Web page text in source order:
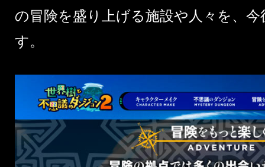
の冒険を盛り上げる施設や人々を、
す。